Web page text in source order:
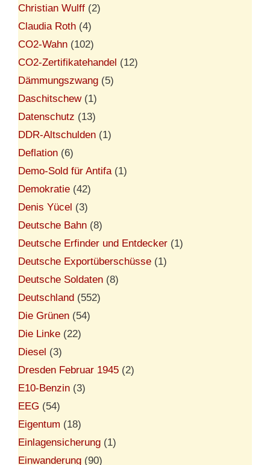
Christian Wulff (2)
Claudia Roth (4)
CO2-Wahn (102)
CO2-Zertifikatehandel (12)
Dämmungszwang (5)
Daschitschew(1)
Datenschutz (13)
DDR-Altschulden (1)
Deflation (6)
Demo-Sold für Antifa(1)
Demokratie (42)
Denis Yücel (3)
Deutsche Bahn (8)
Deutsche Erfinder und Entdecker (1)
Deutsche Exportüberschüsse (1)
Deutsche Soldaten (8)
Deutschland (552)
Die Grünen (54)
Die Linke (22)
Diesel (3)
Dresden Februar 1945 (2)
E10-Benzin (3)
EEG (54)
Eigentum (18)
Einlagensicherung (1)
Einwanderung (90)